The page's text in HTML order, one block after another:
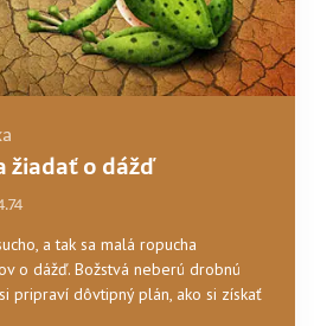
žiadať o dážď
a tak sa malá ropucha
o dážď. Božstvá neberú drobnú
pripraví dôvtipný plán, ako si získať